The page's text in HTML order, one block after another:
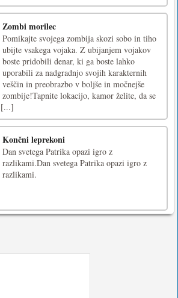
Zombi morilec
Pomikajte svojega zombija skozi sobo in tiho
ubijte vsakega vojaka. Z ubijanjem vojakov
boste pridobili denar, ki ga boste lahko
uporabili za nadgradnjo svojih karakternih
veščin in preobrazbo v boljše in močnejše
zombije!Tapnite lokacijo, kamor želite, da se
[...]
Končni leprekoni
Dan svetega Patrika opazi igro z
razlikami.Dan svetega Patrika opazi igro z
razlikami.